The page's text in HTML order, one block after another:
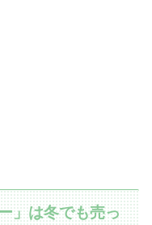
」は冬でも売っ